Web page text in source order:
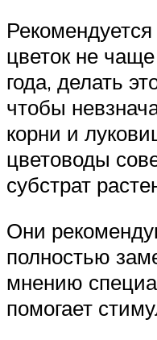
цветок не
года, делать
чтобы
корни и
цветоводы
субстрат
Они
полностью
мнению
помогает